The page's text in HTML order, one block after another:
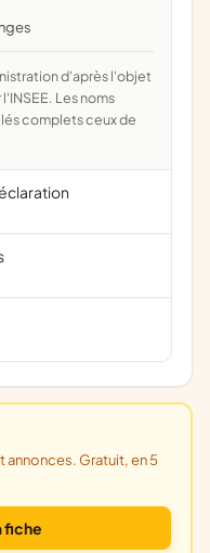
Les noms
complets ceux de
fiche